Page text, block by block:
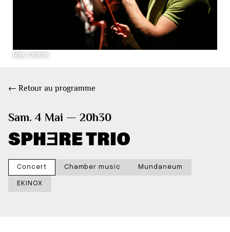
Max Charue
← Retour au programme
Sam. 4 Mai — 20h30
SPHƎRE TRIO
Concert Chamber music
Mundaneum
EKINOX